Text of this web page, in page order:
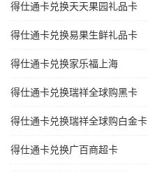
得仕通卡兑换天天果园礼品卡
得仕通卡兑换易果生鲜礼品卡
得仕通卡兑换家乐福上海
得仕通卡兑换瑞祥全球购黑卡
得仕通卡兑换瑞祥全球购白金卡
得仕通卡兑换广百商超卡